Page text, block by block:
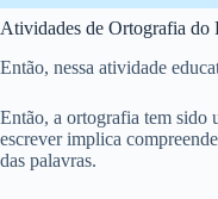
Atividades de Ortografia do
Então, nessa atividade
Então, a ortografia tem sido
escrever implica
das palavras.